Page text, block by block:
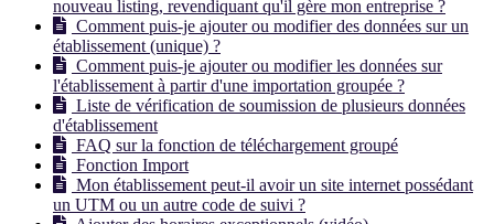
nouveau listing, revendiquant qu'il gère mon entreprise ?
Comment puis-je ajouter ou modifier des données sur un
établissement (unique) ?
Comment puis-je ajouter ou modifier les données sur
l'établissement à partir d'une importation groupée ?
Liste de vérification de soumission de plusieurs données
d'établissement
FAQ sur la fonction de téléchargement groupé
Fonction Import
Mon établissement peut-il avoir un site internet possédant
un UTM ou un autre code de suivi ?